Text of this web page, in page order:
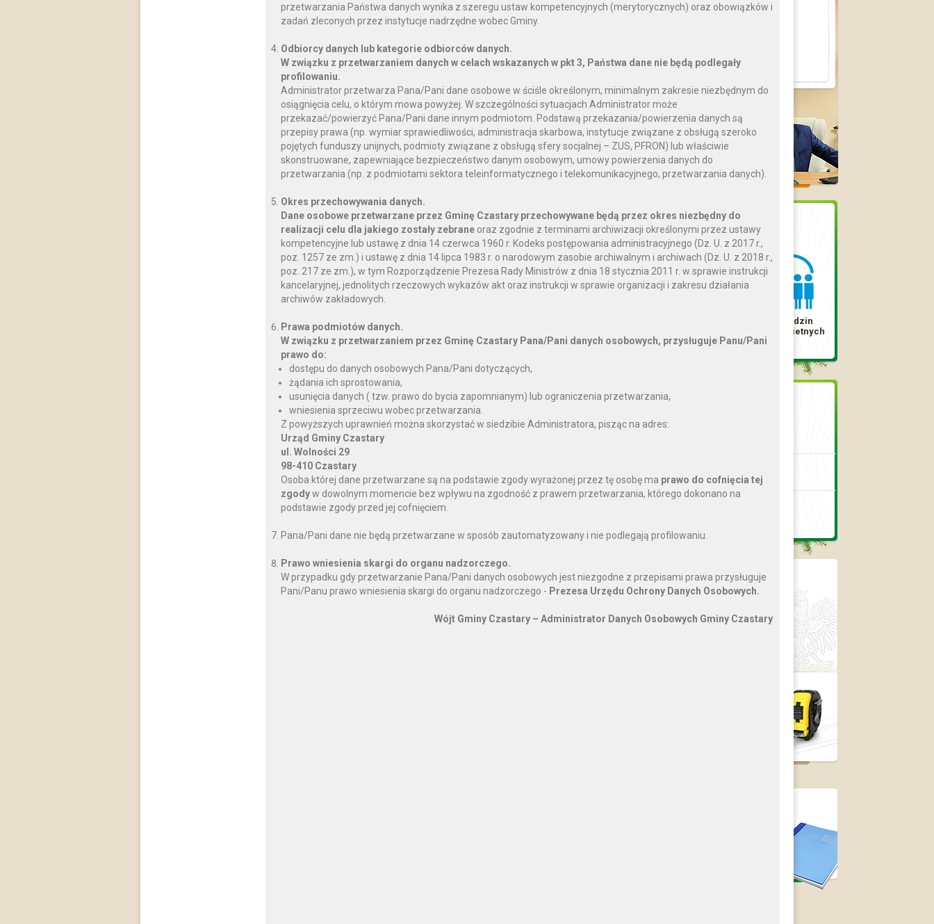
Pytanie
do Wójta
Dostępne karty
Karta Rodzin
Wielodzietnych
Gminy Czastary
BIP
Monitor Polski
przetwarzania Państwa danych wynika z szeregu ustaw kompetencyjnych (merytorycznych) oraz obowiązków i
zadań zleconych przez instytucje nadrzędne wobec Gminy.
Odbiorcy danych lub kategorie odbiorców danych.
W związku z przetwarzaniem danych w celach wskazanych w pkt 3, Państwa dane nie będą podlegały
profilowaniu.
Administrator przetwarza Pana/Pani dane osobowe w ściśle określonym, minimalnym zakresie niezbędnym do
osiągnięcia celu, o którym mowa powyżej. W szczególności sytuacjach Administrator może
przekazać/powierzyć Pana/Pani dane innym podmiotom. Podstawą przekazania/powierzenia danych są
przepisy prawa (np. wymiar sprawiedliwości, administracja skarbowa, instytucje związane z obsługą szeroko
pojętych funduszy unijnych, podmioty związane z obsługą sfery socjalnej – ZUS, PFRON) lub właściwie
skonstruowane, zapewniające bezpieczeństwo danym osobowym, umowy powierzenia danych do
przetwarzania (np. z podmiotami sektora teleinformatycznego i telekomunikacyjnego, przetwarzania danych).
Okres przechowywania danych.
Dane osobowe przetwarzane przez Gminę Czastary przechowywane będą przez okres niezbędny do
realizacji celu dla jakiego zostały zebraneoraz zgodnie z terminami archiwizacji określonymi przez ustawy
kompetencyjne lub ustawę z dnia 14 czerwca 1960 r. Kodeks postępowania administracyjnego (Dz. U. z 2017 r.,
poz. 1257 ze zm.) i ustawę z dnia 14 lipca 1983 r. o narodowym zasobie archiwalnym i archiwach (Dz. U. z 2018 r.,
poz. 217 ze zm.), w tym Rozporządzenie Prezesa Rady Ministrów z dnia 18 stycznia 2011 r. w sprawie instrukcji
kancelaryjnej, jednolitych rzeczowych wykazów akt oraz instrukcji w sprawie organizacji i zakresu działania
archiwów zakładowych.
Prawa podmiotów danych.
W związku z przetwarzaniem przez Gminę Czastary Pana/Pani danych osobowych, przysługuje Panu/Pani
prawo do:
dostępu do danych osobowych Pana/Pani dotyczących,
żądania ich sprostowania,
usunięcia danych ( tzw. prawo do bycia zapomnianym) lub ograniczenia przetwarzania,
wniesienia sprzeciwu wobec przetwarzania.
Z powyższych uprawnień można skorzystać w siedzibie Administratora, pisząc na adres:
Urząd Gminy Czastary
ul. Wolności 29
98-410 Czastary
Osoba której dane przetwarzane są na podstawie zgody wyrażonej przez tę osobę ma prawo do cofnięcia tej
zgodyw dowolnym momencie bez wpływu na zgodność z prawem przetwarzania, którego dokonano na
podstawie zgody przed jej cofnięciem.
Pana/Pani dane nie będą przetwarzane w sposób zautomatyzowany i nie podlegają profilowaniu.
Prawo wniesienia skargi do organu nadzorczego.
W przypadku gdy przetwarzanie Pana/Pani danych osobowych jest niezgodne z przepisami prawa przysługuje
Pani/Panu prawo wniesienia skargi do organu nadzorczego - Prezesa Urzędu Ochrony Danych Osobowych.
Wójt Gminy Czastary – Administrator Danych Osobowych Gminy Czastary